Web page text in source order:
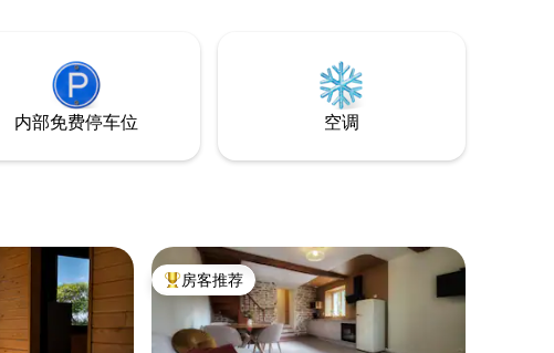
内部免费停车位 空调
热门「房客推荐」
房客推荐